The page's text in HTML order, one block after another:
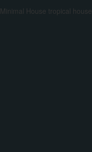
Minimal House tropical house